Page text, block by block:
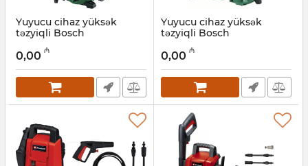
Yuyucu cihaz yüksək
təzyiqli Bosch
06008A7B00
Artikul: 12018220
0,00 ₼
Yuyucu cihaz yüksək
təzyiqli Bosch
06008A7901
Artikul: 12018219
0,00 ₼